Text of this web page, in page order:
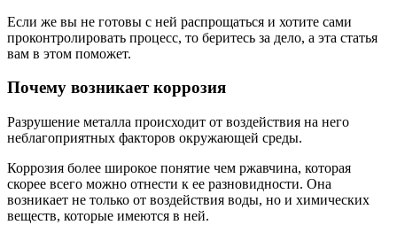
Если же вы не готовы с ней распрощаться и хотите сами
проконтролировать процесс, то беритесь за дело, а эта статья
вам в этом поможет.
Почему возникает коррозия
Разрушение металла происходит от воздействия на него
неблагоприятных факторов окружающей среды.
Коррозия более широкое понятие чем ржавчина, которая
скорее всего можно отнести к ее разновидности. Она
возникает не только от воздействия воды, но и химических
веществ, которые имеются в ней.